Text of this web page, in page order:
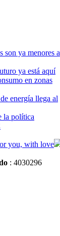
son ya menores a
ya está aquí
en zonas
energía llega al
la política
: 4030296